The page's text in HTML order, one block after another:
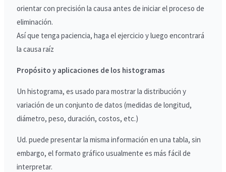
orientar con precisión la causa antes de iniciar el proceso de
eliminación.
Así que tenga paciencia, haga el ejercicio y luego encontrará
la causa raíz
Propósito y aplicaciones de los histogramas
Un histograma, es usado para mostrar la distribución y
variación de un conjunto de datos (medidas de longitud,
diámetro, peso, duración, costos, etc.)
Ud. puede presentar la misma información en una tabla, sin
embargo, el formato gráfico usualmente es más fácil de
interpretar.